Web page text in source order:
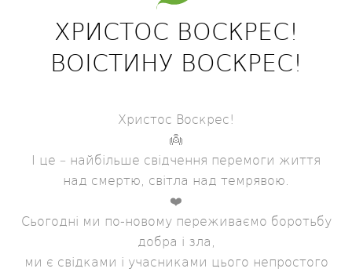
ХРИСТОС ВОСКРЕС!
ВОІСТИНУ ВОСКРЕС!
Христос Воскрес!
👼
І це – найбільше свідчення перемоги життя
над смертю, світла над темрявою.
❤️
Сьогодні ми по-новому переживаємо боротьбу
добра і зла,
ми є свідками і учасниками цього непростого